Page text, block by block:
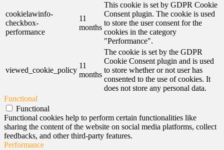
cookielawinfo-
checkbox-
performance
11
months
This cookie is set by GDPR Cookie
Consent plugin. The cookie is used
to store the user consent for the
cookies in the category
"Performance".
viewed_cookie_policy
11
months
The cookie is set by the GDPR
Cookie Consent plugin and is used
to store whether or not user has
consented to the use of cookies. It
does not store any personal data.
Functional
Functional
Functional cookies help to perform certain functionalities like
sharing the content of the website on social media platforms, collect
feedbacks, and other third-party features.
Performance